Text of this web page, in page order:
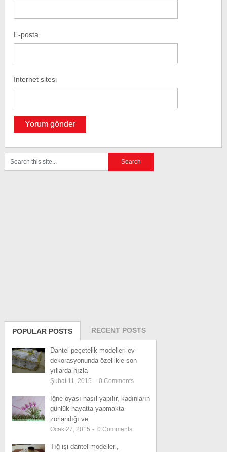
E-posta
İnternet sitesi
POPULAR POSTS RECENT POSTS
Dantel peçetelik modelleri ev
dekorasyonunda özellikle son
yıllarda hızla
Şubat 11, 2015 - 0 Comments
İğne oyası nasıl yapılır, kadınların
günlük hayatta yapmakta
zorlandığı ve
Ocak 27, 2015 - 0 Comments
Tığ işi dantel modelleri,